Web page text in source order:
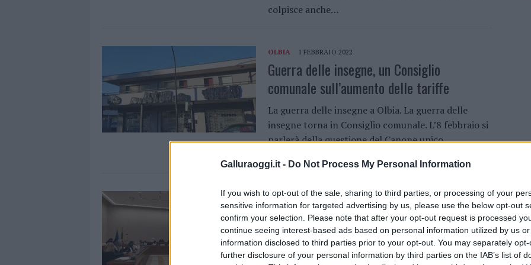
Galluraoggi.it - Do Not Process My Personal Information
If you wish to opt-out of the sale, sharing to third parties, or processing of your
sensitive information for targeted advertising by us, please use the below opt-out
confirm your selection. Please note that after your opt-out request is processed
continue seeing interest-based ads based on personal information utilized by us
information disclosed to third parties prior to your opt-out. You may separately
further disclosure of your personal information by third parties on the IAB’s list of
colpisce anche…
OLBIA 1 FEBBRAIO 2022
Guerra delle insegne, un Consiglio
comunale sull’aumento delle tariffe
La guerra delle insegne a Olbia. La guerra delle
insegne torna in Consiglio comunale. L’8 febbraio si
parlerà della questione del Canone unico
OLBIA 20 GENNAIO 2022
Dopo la guerra delle insegne, i passi
carrabili: la minoranza chiede un Consiglio
comunale